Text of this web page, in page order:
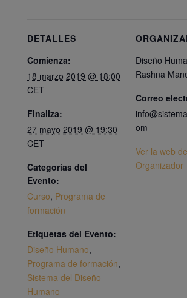
DETALLES
Comienza:
18 marzo 2019 @ 18:00
CET
Finaliza:
27 mayo 2019 @ 19:30
CET
Categorías del
Evento:
Curso, Programa de
formación
Etiquetas del Evento:
Diseño Humano,
Programa de formación,
Sistema del Diseño
Humano
Diseño
Rashna
Correo
om
Ver la web
Organizador